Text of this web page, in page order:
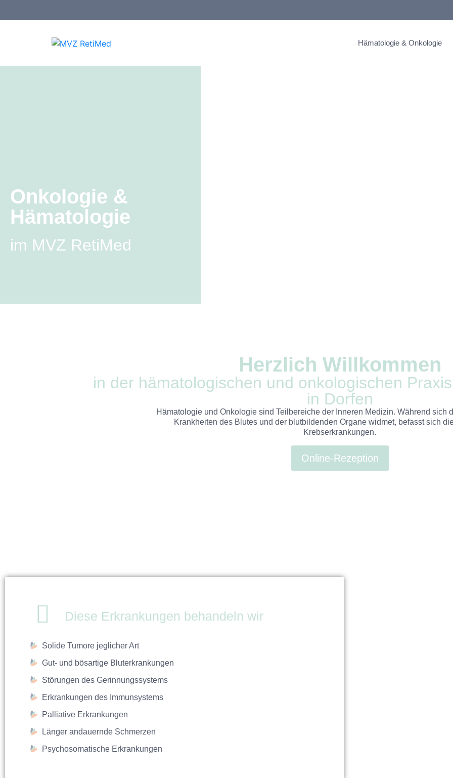
Hämatologie & Onkologie
Onkologie &
Hämatologie
im MVZ RetiMed
Herzlich Willkommen
in der hämatologischen und onkologischen
in Dorfen
Hämatologie und Onkologie sind Teilbereiche der Inneren Medizin. Während sich
Krankheiten des Blutes und der blutbildenden Organe widmet, befasst sich
Krebserkrankungen.
Online-Rezeption
Diese Erkrankungen behandeln wir
Solide Tumore jeglicher Art
Gut- und bösartige Bluterkrankungen
Störungen des Gerinnungssystems
Erkrankungen des Immunsystems
Palliative Erkrankungen
Länger andauernde Schmerzen
Psychosomatische Erkrankungen